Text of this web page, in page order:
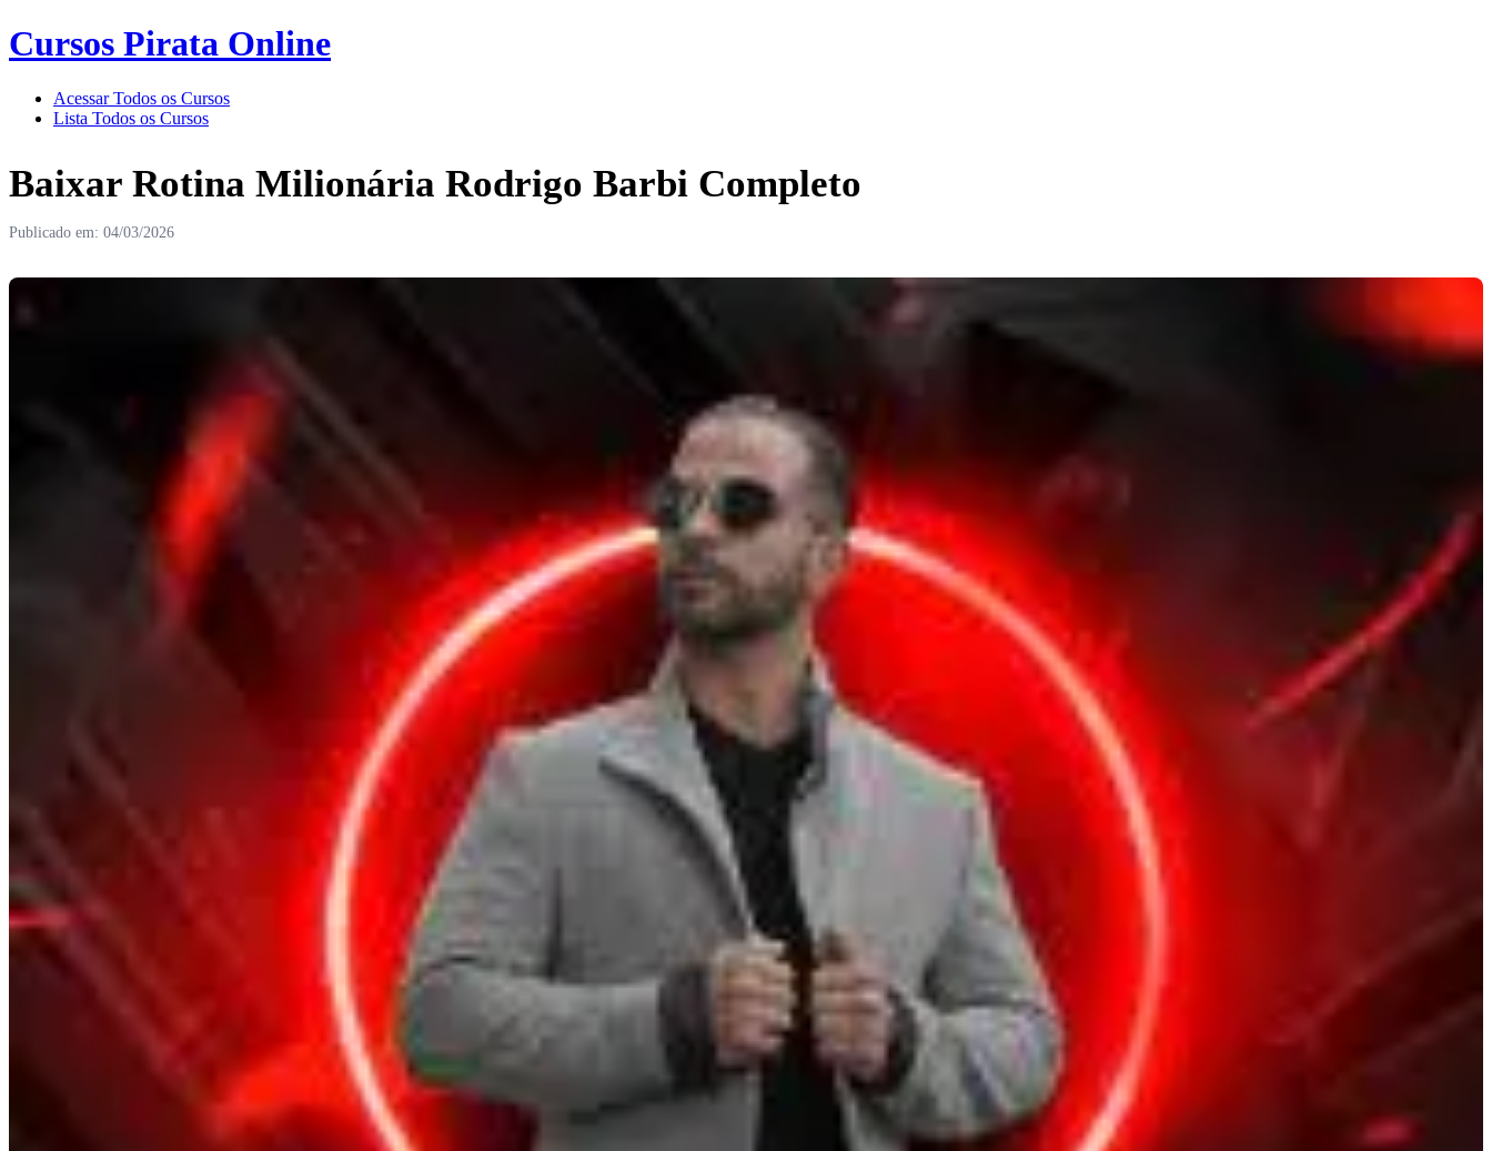
Cursos Pirata Online
Acessar Todos os Cursos
Lista Todos os Cursos
Baixar Rotina Milionária Rodrigo Barbi Completo
Publicado em: 04/03/2026